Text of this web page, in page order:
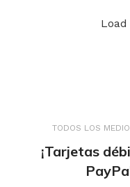
TODOS LOS
¡Tarjetas